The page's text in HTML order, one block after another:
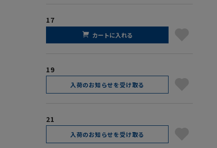
17
カートに入れる
19
入荷のお知らせを受け取る
21
入荷のお知らせを受け取る